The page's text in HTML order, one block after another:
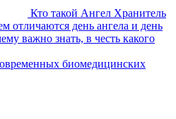
Кто такой Ангел Хранитель
отличаются день ангела и день
важно знать, в честь какого
биомедицинских